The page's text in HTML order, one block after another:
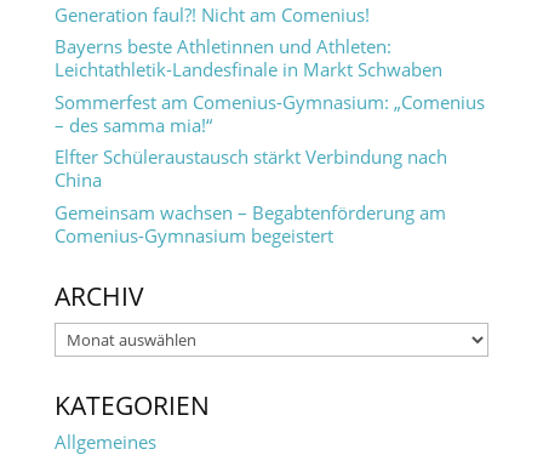
Generation faul?! Nicht am Comenius!
Bayerns beste Athletinnen und Athleten:
Leichtathletik-Landesfinale in Markt Schwaben
Sommerfest am Comenius-Gymnasium: „Comenius
– des samma mia!“
Elfter Schüleraustausch stärkt Verbindung nach
China
Gemeinsam wachsen – Begabtenförderung am
Comenius-Gymnasium begeistert
ARCHIV
Archiv
KATEGORIEN
Allgemeines